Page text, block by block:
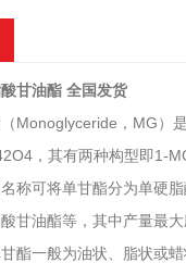
甘油酯 全国发货
Monoglyceride，MG）
，其有两种构型即1-
称可将单甘酯分为单硬
甘油酯等，其中产量最
酯一般为油状、脂状或